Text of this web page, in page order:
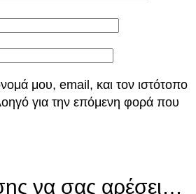
μου, email, και τον ιστότοπο
για την επόμενη φορά που
να σας αρέσει…